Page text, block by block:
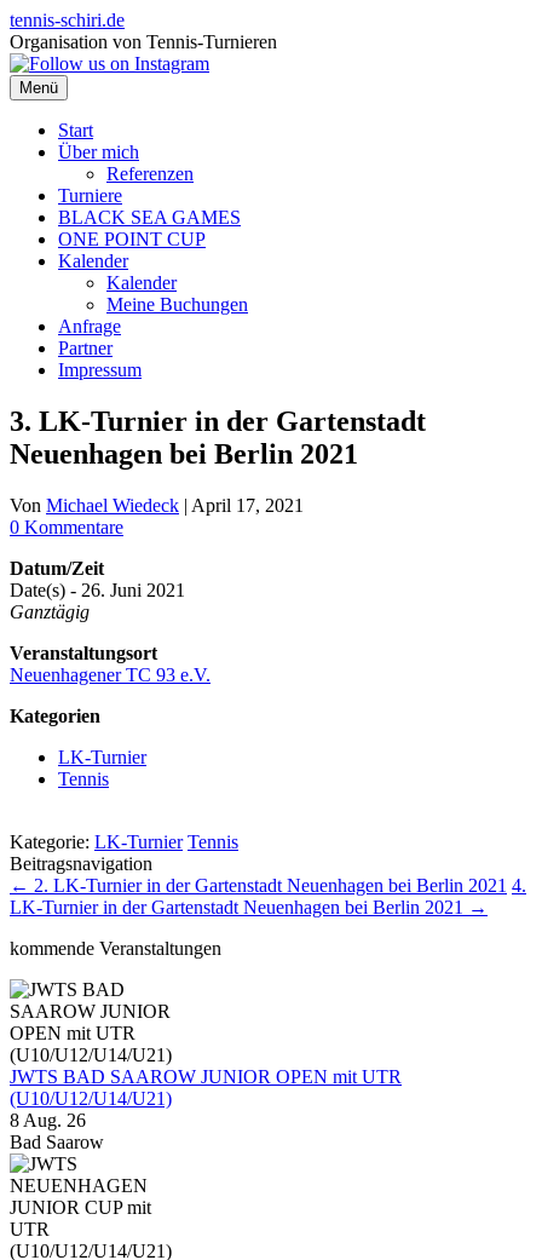
Zum
Inhalt
springen
tennis-schiri.de
Organisation von Tennis-Turnieren
Menü
Start
Über mich
Referenzen
Turniere
BLACK SEA GAMES
ONE POINT CUP
Kalender
Kalender
Meine Buchungen
Anfrage
Partner
Impressum
3. LK-Turnier in der Gartenstadt
Neuenhagen bei Berlin 2021
Von Michael Wiedeck | April 17, 2021
0 Kommentare
Datum/Zeit
Date(s) - 26. Juni 2021
Ganztägig
Veranstaltungsort
Neuenhagener TC 93 e.V.
Kategorien
LK-Turnier
Tennis
Kategorie: LK-Turnier Tennis
Beitragsnavigation
← 2. LK-Turnier in der Gartenstadt Neuenhagen bei Berlin 2021 4.
LK-Turnier in der Gartenstadt Neuenhagen bei Berlin 2021 →
kommende Veranstaltungen
JWTS BAD SAAROW JUNIOR OPEN mit UTR
(U10/U12/U14/U21)
8 Aug. 26
Bad Saarow